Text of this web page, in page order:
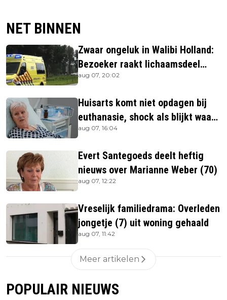
NET BINNEN
Zwaar ongeluk in Walibi Holland:
Bezoeker raakt lichaamsdeel
kwijt
aug 07, 20:02
Huisarts komt niet opdagen bij
euthanasie, shock als blijkt waar
ze is
aug 07, 16:04
Evert Santegoeds deelt heftig
nieuws over Marianne Weber (70)
aug 07, 12:22
Vreselijk familiedrama: Overleden
jongetje (7) uit woning gehaald
aug 07, 11:42
Meer artikelen
POPULAIR NIEUWS